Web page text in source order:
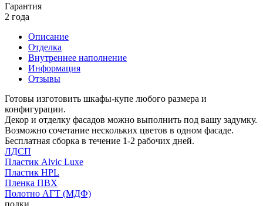
Гарантия
2 года
Описание
Отделка
Внутреннее наполнение
Информация
Отзывы
Готовы изготовить шкафы-купе любого размера и
конфигурации.
Декор и отделку фасадов можно выполнить под вашу задумку.
Возможно сочетание нескольких цветов в одном фасаде.
Бесплатная сборка в течение 1-2 рабочих дней.
ЛДСП
Пластик Alvic Luxe
Пластик HPL
Пленка ПВХ
Полотно АГТ (МДФ)
полки